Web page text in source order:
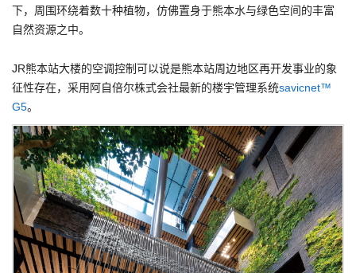
下，周围环绕着数十种植物，仿佛置身于熊本水与绿色空间的丰富
自然资源之中。
JR熊本站大楼的空调控制可以说是熊本站周边地区再开发事业的象
征性存在，采用阿自倍尔株式会社最新的楼宇管理系统savicnet™
G5。